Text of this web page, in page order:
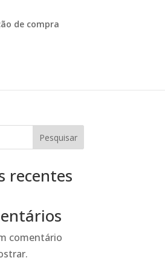
de compra
Pesquisar
recentes
comentário